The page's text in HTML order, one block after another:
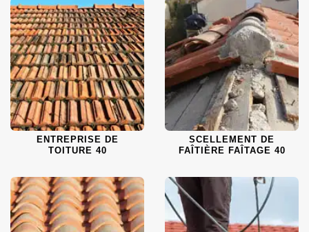
ENTREPRISE DE
TOITURE 40
SCELLEMENT DE
FAÎTIÈRE FAÎTAGE 40